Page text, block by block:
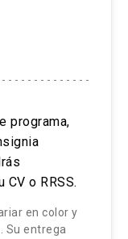
programa,
CV o RRSS.
en color y
Su entrega